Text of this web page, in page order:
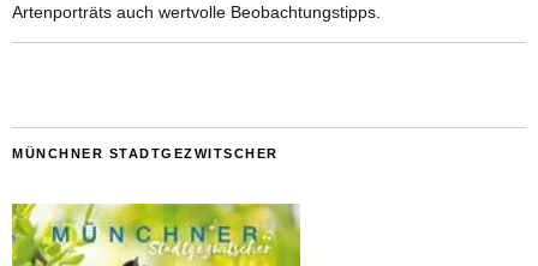
Artenporträts auch wertvolle Beobachtungstipps.
MÜNCHNER STADTGEZWITSCHER